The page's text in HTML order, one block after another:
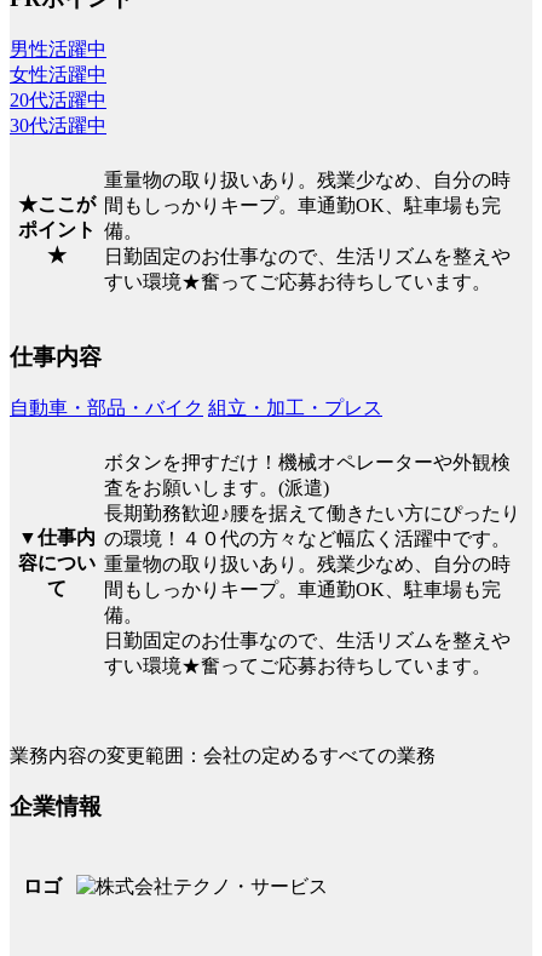
男性活躍中
女性活躍中
20代活躍中
30代活躍中
★ここが
ポイント
★
重量物の取り扱いあり。残業少なめ、自分の時
間もしっかりキープ。車通勤OK、駐車場も完
備。
日勤固定のお仕事なので、生活リズムを整えや
すい環境★奮ってご応募お待ちしています。
仕事内容
自動車・部品・バイク 組立・加工・プレス
▼仕事内
容につい
て
ボタンを押すだけ！機械オペレーターや外観検
査をお願いします。(派遣)
長期勤務歓迎♪腰を据えて働きたい方にぴったり
の環境！４０代の方々など幅広く活躍中です。
重量物の取り扱いあり。残業少なめ、自分の時
間もしっかりキープ。車通勤OK、駐車場も完
備。
日勤固定のお仕事なので、生活リズムを整えや
すい環境★奮ってご応募お待ちしています。
業務内容の変更範囲：会社の定めるすべての業務
企業情報
ロゴ